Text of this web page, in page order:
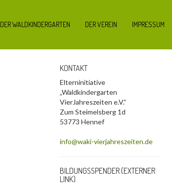
DER WALDKINDERGARTEN DER VEREIN IMPRESSUM
KONTAKT
Elterninitiative
„Waldkindergarten
VierJahreszeiten e.V.“
Zum Steimelsberg 1d
53773 Hennef
info@waki-vierjahreszeiten.de
BILDUNGSSPENDER (EXTERNER
LINK)